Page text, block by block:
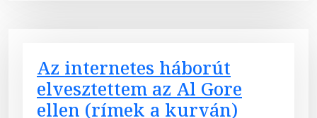
Az internetes háborút
elvesztettem az Al Gore
ellen (rímek a kurván)